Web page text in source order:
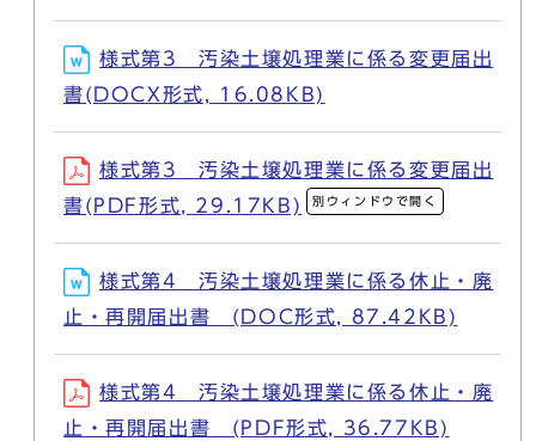
様式第3 汚染土壌処理業に係る変更届出
書(DOCX形式, 16.08KB)
様式第3 汚染土壌処理業に係る変更届出
書(PDF形式, 29.17KB)
別ウィンドウで開く
様式第4 汚染土壌処理業に係る休止・廃
止・再開届出書 (DOC形式, 87.42KB)
様式第4 汚染土壌処理業に係る休止・廃
止・再開届出書 (PDF形式, 36.77KB)